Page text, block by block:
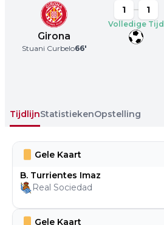
Girona
Stuani Curbelo66'
1 1
Volledige Tijd
TijdlijnStatistiekenOpstelling
Gele Kaart
Gele Kaart
B. Turrientes Imaz
Real Sociedad